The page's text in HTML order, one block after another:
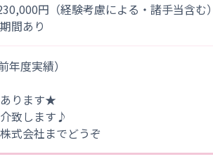
円（経験考慮による・諸手当含む
り
度実績）
ります★
致します♪
式会社までどうぞ